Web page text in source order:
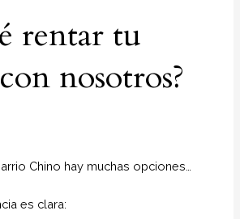
rentar tu
nosotros?
Chino hay muchas opciones…
es clara: